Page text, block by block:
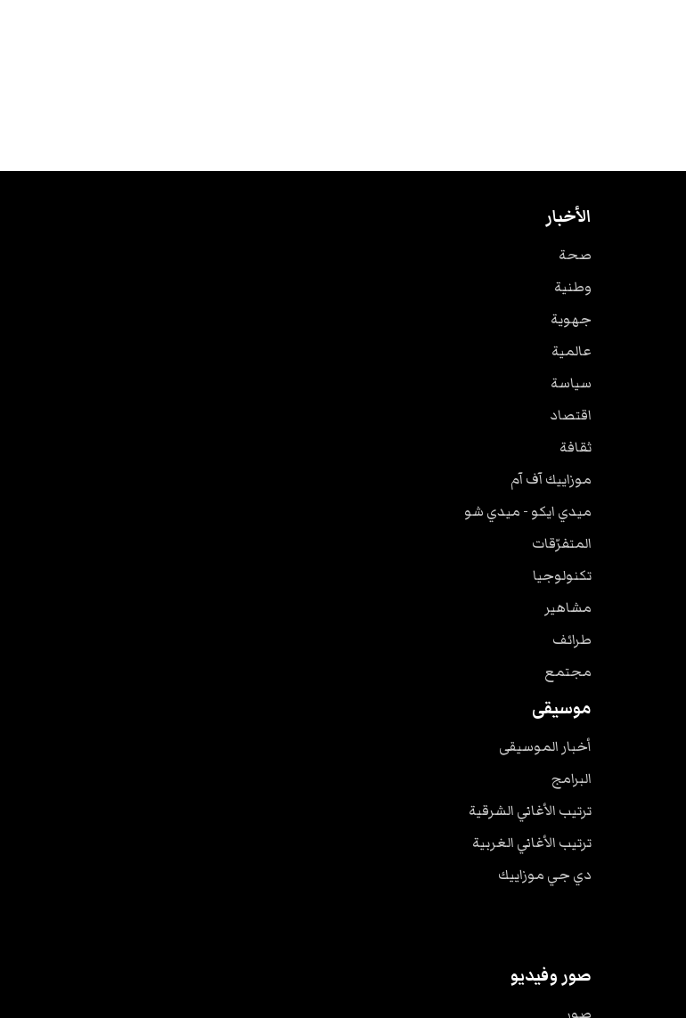
الأخبار
صحة
وطنية
جهوية
عالمية
سياسة
اقتصاد
ثقافة
موزاييك آف آم
ميدي ايكو - ميدي شو
المتفرّقات
تكنولوجيا
مشاهير
طرائف
مجتمع
موسيقى
أخبار الموسيقى
البرامج
ترتيب الأغاني الشرقية
ترتيب الأغاني الغربية
دي جي موزاييك
صور وفيديو
صور